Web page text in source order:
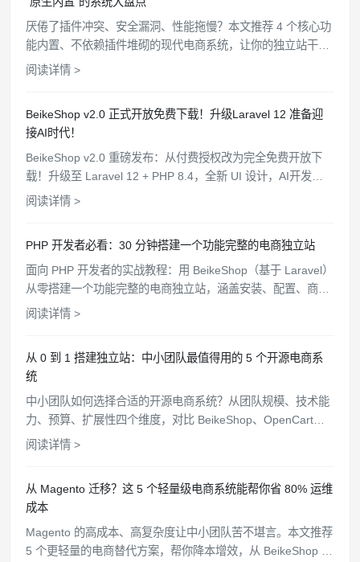
厌倦了插件冲突、安全漏洞、性能拖慢？本文推荐 4 个核心功
能内置、不依赖插件堆砌的现代电商系统，让你的独立站干
净、高效、安全。
阅读详情 >
BeikeShop v2.0 正式开放免费下载！升级Laravel 12 准备迎
接AI时代！
BeikeShop v2.0 重磅发布：从付费授权改为完全免费开放下
载！升级至 Laravel 12 + PHP 8.4，全新 UI 设计，AI开发规
范文件，WooCommerce API 对接，支持一键部署。
阅读详情 >
PHP 开发者必看：30 分钟搭建一个功能完整的电商独立站
面向 PHP 开发者的实战教程：用 BeikeShop（基于 Laravel）
从零搭建一个功能完整的电商独立站，涵盖安装、配置、商品
上架、支付对接、主题定制全流程。
阅读详情 >
从 0 到 1 搭建独立站：中小团队最值得用的 5 个开源电商系
统
中小团队如何选择合适的开源电商系统？从团队规模、技术能
力、预算、扩展性四个维度，对比 BeikeShop、OpenCart、
Bagisto 等 5 个开源方案，帮你找到最匹配的选择。
阅读详情 >
从 Magento 迁移？这 5 个轻量级电商系统能帮你省 80% 运维
成本
Magento 的高成本、高复杂度让中小团队苦不堪言。本文推荐
5 个更轻量的电商替代方案，帮你降本增效，从 BeikeShop 到